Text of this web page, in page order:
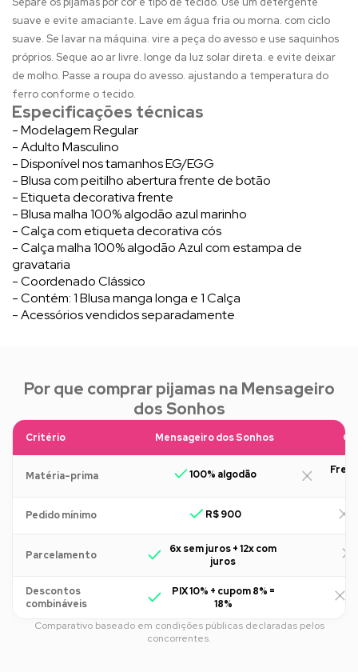
suave e evite amaciante. Lave em água fria ou morna. com ciclo
suave. Se lavar na máquina. vire a peça do avesso e use saquinhos
próprios. Seque ao ar livre. longe da luz solar direta. e evite deixar
de molho. Passe a roupa do avesso. ajustando a temperatura do
ferro conforme o tecido.
Especificações técnicas
- Modelagem Regular
- Adulto Masculino
- Disponível nos tamanhos EG/EGG
- Blusa com peitilho abertura frente de botão
- Etiqueta decorativa frente
- Blusa malha 100% algodão azul marinho
- Calça com etiqueta decorativa cós
- Calça malha 100% algodão Azul com estampa de
gravataria
- Coordenado Clássico
- Contém: 1 Blusa manga longa e 1 Calça
- Acessórios vendidos separadamente
Por que comprar pijamas na Mensageiro
dos Sonhos
Critério Mensageiro dos Sonhos
Matéria-prima 100% algodão
Pedido mínimo R$ 900
Parcelamento
6x sem juros + 12x com
juros
Descontos
combináveis
PIX 10% + cupom 8% =
18%
Comparativo baseado em condições públicas declaradas pelos
concorrentes.